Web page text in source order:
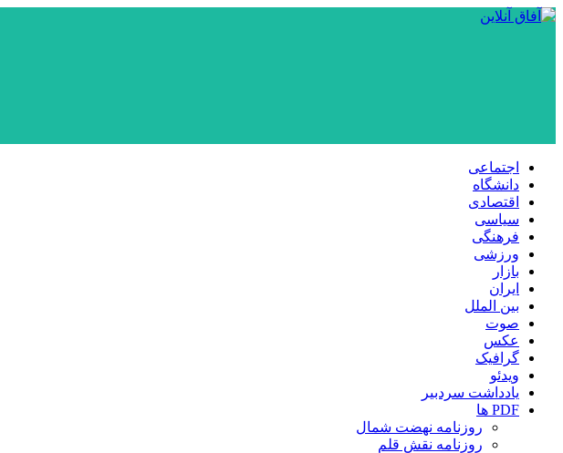
اجتماعی
دانشگاه
اقتصادی
سیاسی
فرهنگی
ورزشی
بازار
ایران
بین الملل
صوت
عکس
گرافیک
ویدئو
یادداشت سردبیر
PDF ها
روزنامه نهضت شمال
روزنامه نقش قلم